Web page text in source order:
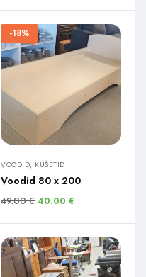
-18%
VOODID, KUŠETID
Voodid 80 x 200
49.00€ 40.00 €